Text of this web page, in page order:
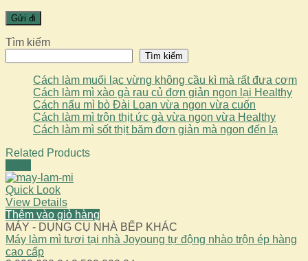
Tìm kiếm
Tìm kiếm
Cách làm muối lạc vừng không cầu kì mà rất đưa cơm
Cách làm mì xào gà rau củ đơn giản ngon lại Healthy
Cách nấu mì bò Đài Loan vừa ngon vừa cuốn
Cách làm mì trộn thịt ức gà vừa ngon vừa Healthy
Cách làm mì sốt thịt băm đơn giản mà ngon đến lạ
Related Products
Quick Look
View Details
Thêm vào giỏ hàng
MÁY - DỤNG CỤ NHÀ BẾP KHÁC
Máy làm mì tươi tại nhà Joyoung tự động nhào trộn ép hàng
cao cấp